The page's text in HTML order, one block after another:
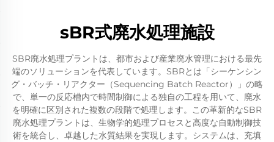
sBR式廃水処理施設
SBR廃水処理プラントは、都市および産業廃水管理における最先
端のソリューションを代表しています。SBRとは「シーケンシン
グ・バッチ・リアクター（Sequencing Batch Reactor）」の略
で、単一の反応槽内で時間制御による独自の工程を用いて、廃水
を明確に区別された複数の段階で処理します。この革新的なSBR
廃水処理プラントは、生物学的処理プロセスと高度な自動制御技
術を統合し、卓越した水質結果を実現します。システムは、充填